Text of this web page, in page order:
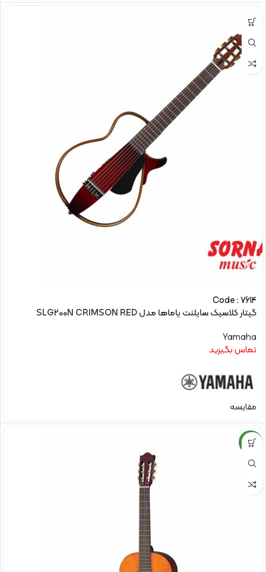
Code : 7614
گیتار کلاسیک سایلنت یاماها مدل SLG200N CRIMSON RED
Yamaha
تماس بگیرید
مقایسه
NEW